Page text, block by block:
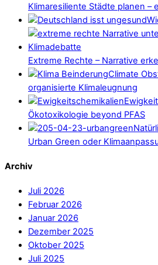
Klimaresiliente Städte planen –
Extreme Rechte – Narrative
Climate
organisierte Klimaleugnung
Ökotoxikologie beyond PFAS
Urban Green oder
Archiv
Juli 2026
Februar 2026
Januar 2026
Dezember 2025
Oktober 2025
Juli 2025